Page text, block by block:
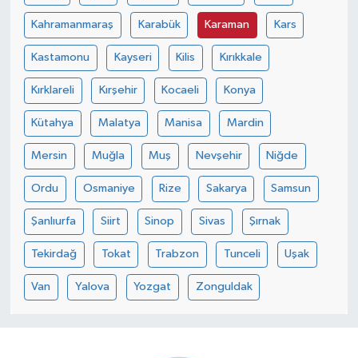
Kahramanmaraş Karabük Karaman Kars
Kastamonu Kayseri Kilis Kırıkkale
Kırklareli Kırşehir Kocaeli Konya
Kütahya Malatya Manisa Mardin
Mersin Muğla Muş Nevşehir Niğde
Ordu Osmaniye Rize Sakarya Samsun
Şanlıurfa Siirt Sinop Sivas Şırnak
Tekirdağ Tokat Trabzon Tunceli Uşak
Van Yalova Yozgat Zonguldak